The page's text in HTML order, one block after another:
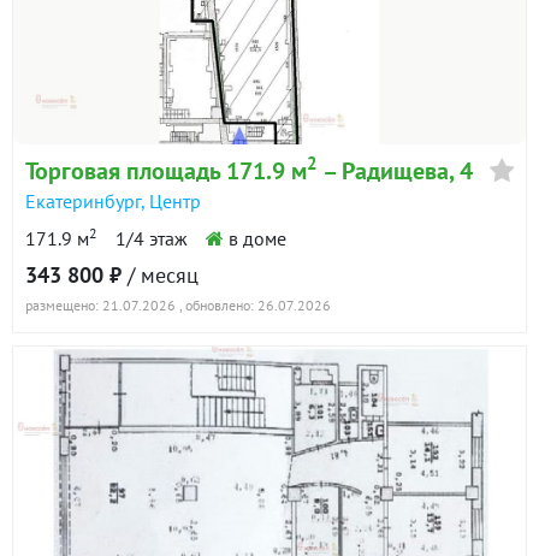
Торговая площадь 171.9 м2 – Радищева, 4
Екатеринбург, Центр
171.9 м2 1/4 этаж в доме
343 800 ₽ / месяц
размещено: 21.07.2026 , обновлено: 26.07.2026